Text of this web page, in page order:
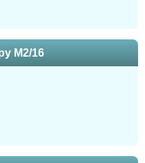
M2/16